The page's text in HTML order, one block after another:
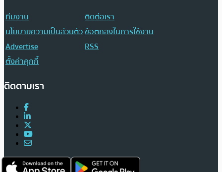
ทีมงาน
ติดต่อเรา
นโยบายความเป็นส่วนตัวข้อตกลงในการใช้งาน
Advertise
RSS
ตั้งค่าคุกกี้
ติดตามเรา